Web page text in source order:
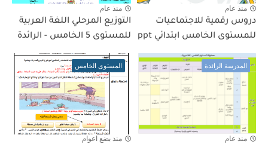
منذ عام
دروس رقمية للاجتماعيات
للمستوى الخامس ابتدائي ppt
منذ عام
التوزيع المرحلي اللغة العربية
للمستوى 5 الخامس - الرائدة
المدرسة الرائدة
منذ عام
المستوى الخامس
منذ بضع اعوام